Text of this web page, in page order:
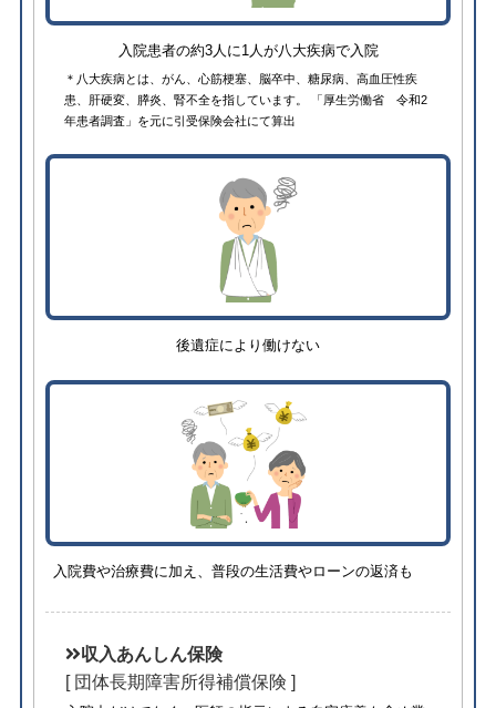
入院患者の約3人に1人が八大疾病で入院
＊八大疾病とは、がん、心筋梗塞、脳卒中、糖尿病、高血圧性疾
患、肝硬変、膵炎、腎不全を指しています。 「厚生労働省 令和2
年患者調査」を元に引受保険会社にて算出
後遺症により働けない
入院費や治療費に加え、普段の生活費やローンの返済も
収入あんしん保険
[ 団体長期障害所得補償保険 ]